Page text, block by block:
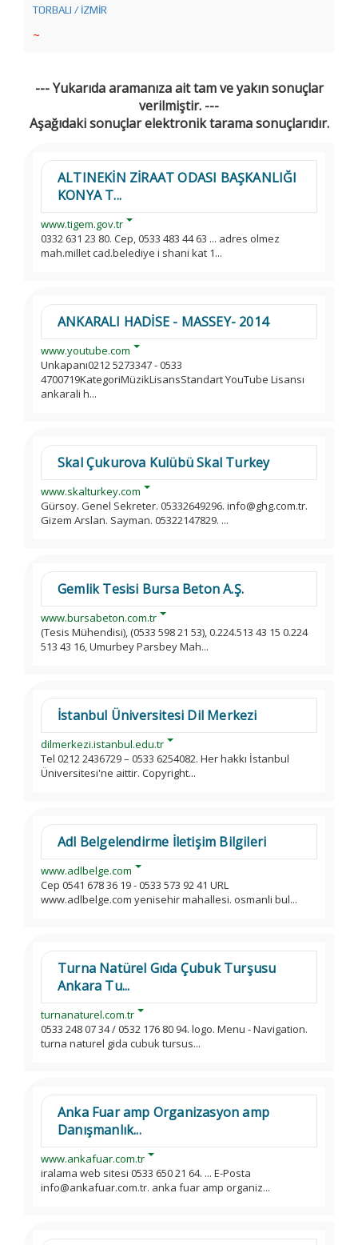
TORBALI / İZMİR
~
--- Yukarıda aramanıza ait tam ve yakın sonuçlar
verilmiştir. ---
Aşağıdaki sonuçlar elektronik tarama sonuçlarıdır.
ALTINEKİN ZİRAAT ODASI BAŞKANLIĞI
KONYA T...
www.tigem.gov.tr
0332 631 23 80. Cep, 0533 483 44 63 ... adres olmez
mah.millet cad.belediye i shani kat 1...
ANKARALI HADİSE - MASSEY- 2014
www.youtube.com
Unkapanı0212 5273347 - 0533
4700719KategoriMüzikLisansStandart YouTube Lisansı
ankarali h...
Skal Çukurova Kulübü Skal Turkey
www.skalturkey.com
Gürsoy. Genel Sekreter. 05332649296. info@ghg.com.tr.
Gizem Arslan. Sayman. 05322147829. ...
Gemlik Tesisi Bursa Beton A.Ş.
www.bursabeton.com.tr
(Tesis Mühendisi), (0533 598 21 53), 0.224.513 43 15 0.224
513 43 16, Umurbey Parsbey Mah...
İstanbul Üniversitesi Dil Merkezi
dilmerkezi.istanbul.edu.tr
Tel 0212 2436729 – 0533 6254082. Her hakkı İstanbul
Üniversitesi'ne aittir. Copyright...
Adl Belgelendirme İletişim Bilgileri
www.adlbelge.com
Cep 0541 678 36 19 - 0533 573 92 41 URL
www.adlbelge.com yenisehir mahallesi. osmanli bul...
Turna Natürel Gıda Çubuk Turşusu
Ankara Tu...
turnanaturel.com.tr
0533 248 07 34 / 0532 176 80 94. logo. Menu - Navigation.
turna naturel gida cubuk tursus...
Anka Fuar amp Organizasyon amp
Danışmanlık...
www.ankafuar.com.tr
iralama web sitesi 0533 650 21 64. ... E-Posta
info@ankafuar.com.tr. anka fuar amp organiz...